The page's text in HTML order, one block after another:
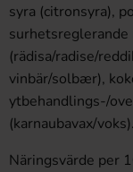
syra (citronsyra),
(rädisa/radise/
vinbär/solbær),
ytbehandlings-/
(karnaubavax/voks).
Näringsvärde per